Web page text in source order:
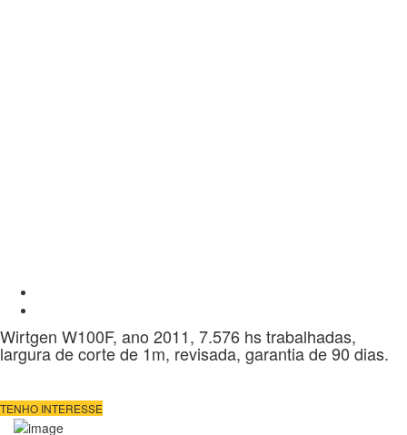
Wirtgen W100F, ano 2011, 7.576 hs trabalhadas,
largura de corte de 1m, revisada, garantia de 90 dias.
TENHO INTERESSE